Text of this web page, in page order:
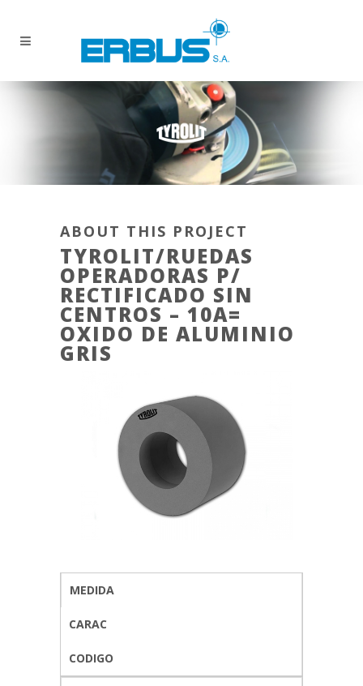
ABOUT THIS PROJECT
TYROLIT/RUEDAS
OPERADORAS P/
RECTIFICADO SIN
CENTROS – 10A=
OXIDO DE ALUMINIO
GRIS
MEDIDA
CARAC
CODIGO